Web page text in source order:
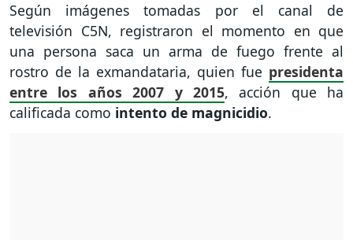
Según imágenes tomadas por el canal de
televisión C5N, registraron el momento en que
una persona saca un arma de fuego frente al
rostro de la exmandataria, quien fue presidenta
entre los años 2007 y 2015, acción que ha
calificada como intento de magnicidio.